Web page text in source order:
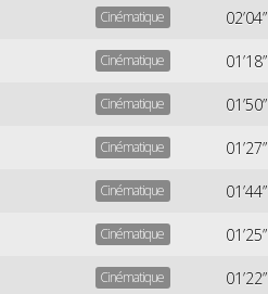
Cinématique 02’04”
Cinématique 01’18”
Cinématique 01’50”
Cinématique 01’27”
Cinématique 01’44”
Cinématique 01’25”
Cinématique 01’22”